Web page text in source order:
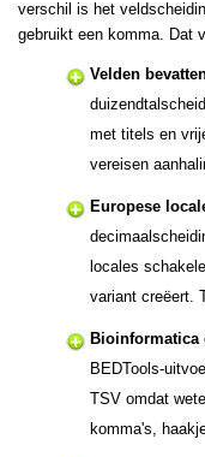
verschil is het
gebruikt een komma. Dat
Velden
met titels en
vereisen
Europese
locales
variant creëert.
Bioinformatica
BEDTools-
TSV omdat
komma's,